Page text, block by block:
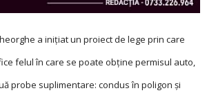
a iniţiat un proiect de lege prin care
felul în care se poate obţine permisul auto,
probe suplimentare: condus în poligon şi